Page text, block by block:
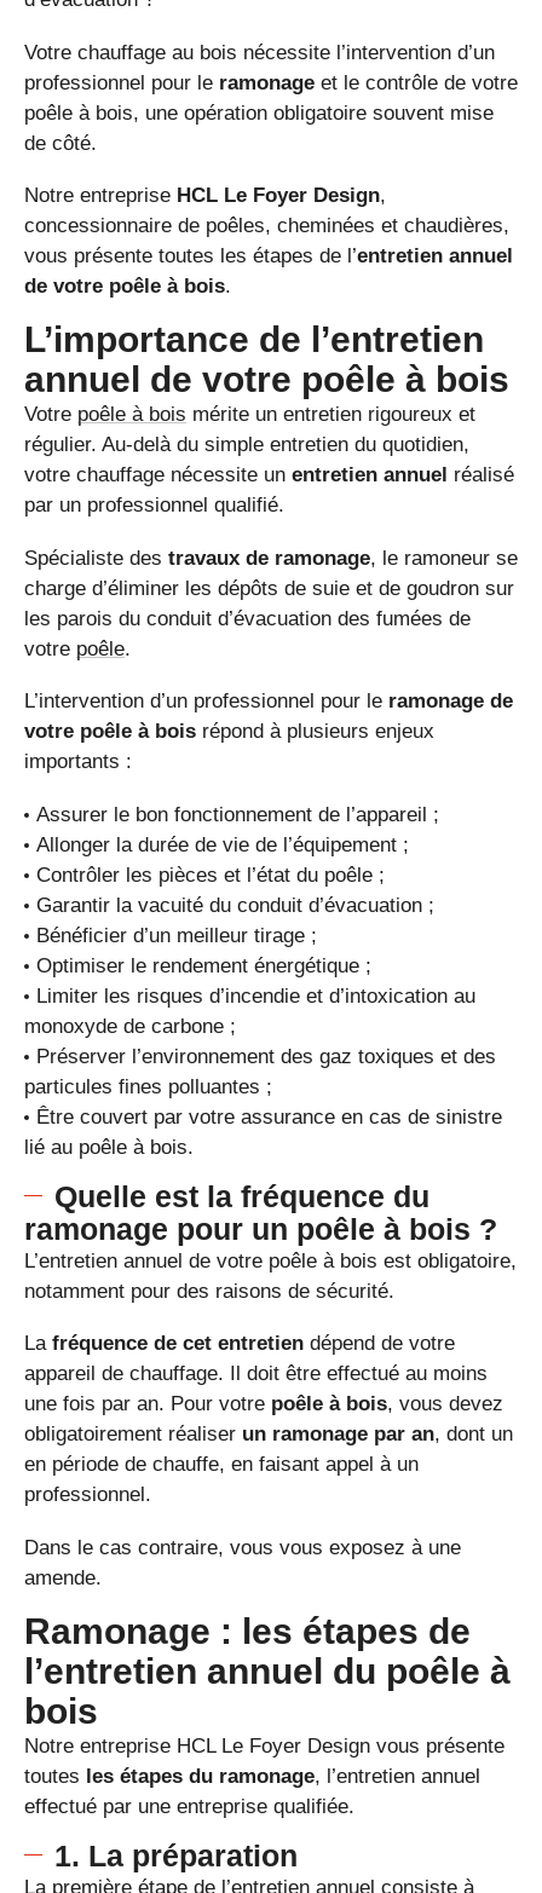
Votre chauffage au bois nécessite l’intervention d’un
professionnel pour le ramonage et le contrôle de votre
poêle à bois, une opération obligatoire souvent mise
de côté.
Notre entreprise HCL Le Foyer Design,
concessionnaire de poêles, cheminées et chaudières,
vous présente toutes les étapes de l’entretien annuel
de votre poêle à bois.
L’importance de l’entretien
annuel de votre poêle à bois
Votre poêle à bois mérite un entretien rigoureux et
régulier. Au-delà du simple entretien du quotidien,
votre chauffage nécessite un entretien annuel réalisé
par un professionnel qualifié.
Spécialiste des travaux de ramonage, le ramoneur se
charge d’éliminer les dépôts de suie et de goudron sur
les parois du conduit d’évacuation des fumées de
votre poêle.
L’intervention d’un professionnel pour le ramonage de
votre poêle à bois répond à plusieurs enjeux
importants :
Assurer le bon fonctionnement de l’appareil ;
Allonger la durée de vie de l’équipement ;
Contrôler les pièces et l’état du poêle ;
Garantir la vacuité du conduit d’évacuation ;
Bénéficier d’un meilleur tirage ;
Optimiser le rendement énergétique ;
Limiter les risques d’incendie et d’intoxication au
monoxyde de carbone ;
Préserver l’environnement des gaz toxiques et des
particules fines polluantes ;
Être couvert par votre assurance en cas de sinistre
lié au poêle à bois.
Quelle est la fréquence du
ramonage pour un poêle à bois ?
L’entretien annuel de votre poêle à bois est obligatoire,
notamment pour des raisons de sécurité.
La fréquence de cet entretien dépend de votre
appareil de chauffage. Il doit être effectué au moins
une fois par an. Pour votre poêle à bois, vous devez
obligatoirement réaliser un ramonage par an, dont un
en période de chauffe, en faisant appel à un
professionnel.
Dans le cas contraire, vous vous exposez à une
amende.
Ramonage : les étapes de
l’entretien annuel du poêle à
bois
Notre entreprise HCL Le Foyer Design vous présente
toutes les étapes du ramonage, l’entretien annuel
effectué par une entreprise qualifiée.
1. La préparation
La première étape de l’entretien annuel consiste à